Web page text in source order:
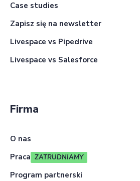
Case studies
Zapisz się na newsletter
Livespace vs Pipedrive
Livespace vs Salesforce
Firma
O nas
Praca ZATRUDNIAMY
Program partnerski